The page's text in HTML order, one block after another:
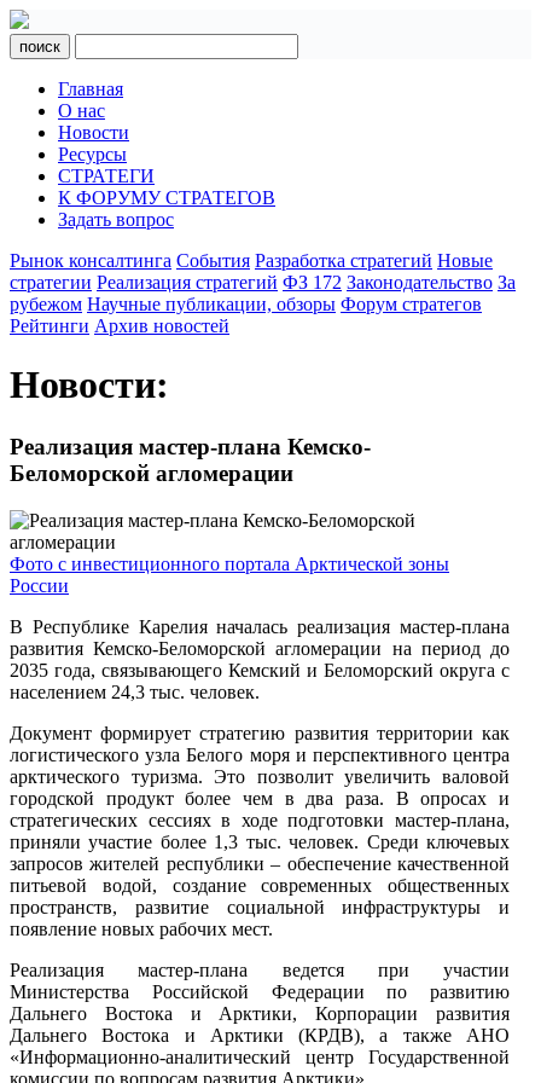
поиск
Главная
О нас
Новости
Ресурсы
СТРАТЕГИ
К ФОРУМУ СТРАТЕГОВ
Задать вопрос
Рынок консалтинга События Разработка стратегий Новые
стратегии Реализация стратегий ФЗ 172 Законодательство За
рубежом Научные публикации, обзоры Форум стратегов
Рейтинги Архив новостей
Новости:
Реализация мастер-плана Кемско-
Беломорской агломерации
Фото с инвестиционного портала Арктической зоны
России
В Республике Карелия началась реализация мастер-плана
развития Кемско-Беломорской агломерации на период до
2035 года, связывающего Кемский и Беломорский округа с
населением 24,3 тыс. человек.
Документ формирует стратегию развития территории как
логистического узла Белого моря и перспективного центра
арктического туризма. Это позволит увеличить валовой
городской продукт более чем в два раза. В опросах и
стратегических сессиях в ходе подготовки мастер-плана,
приняли участие более 1,3 тыс. человек. Среди ключевых
запросов жителей республики – обеспечение качественной
питьевой водой, создание современных общественных
пространств, развитие социальной инфраструктуры и
появление новых рабочих мест.
Реализация мастер-плана ведется при участии
Министерства Российской Федерации по развитию
Дальнего Востока и Арктики, Корпорации развития
Дальнего Востока и Арктики (КРДВ), а также АНО
«Информационно-аналитический центр Государственной
комиссии по вопросам развития Арктики».